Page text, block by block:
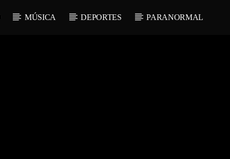
MÚSICA DEPORTES PARANORMAL